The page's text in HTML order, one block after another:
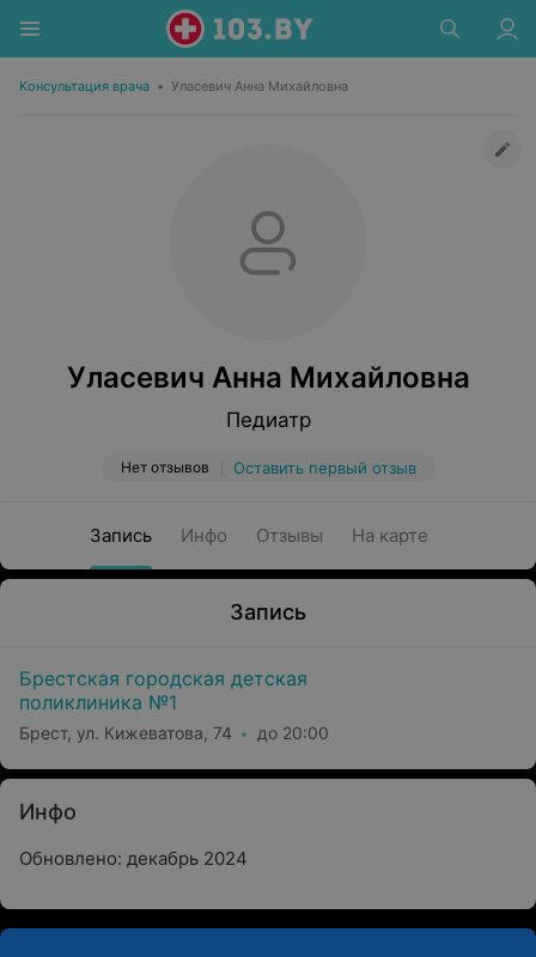
Консультация врача • Уласевич Анна Михайловна
Уласевич Анна Михайловна
Педиатр
Нет отзывов Оставить первый отзыв
Запись Инфо Отзывы На карте
Запись
Брестская городская детская
поликлиника №1
Брест, ул. Кижеватова, 74 до 20:00
Инфо
Обновлено: декабрь 2024